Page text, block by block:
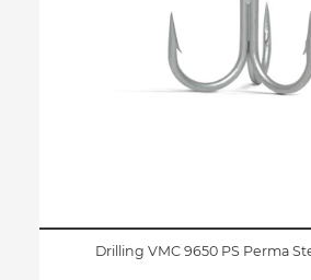
Drilling VMC 9650 PS Perma